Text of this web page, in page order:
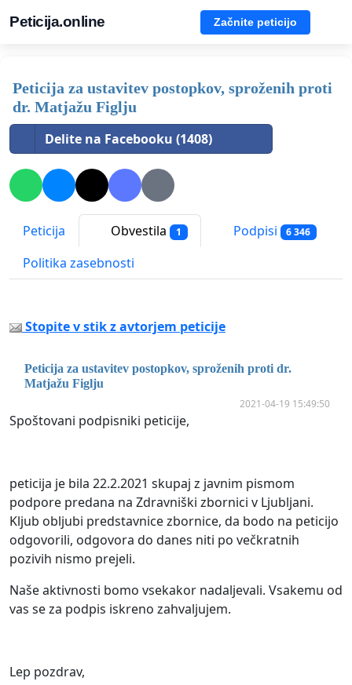
Peticija.online Začnite peticijo
Peticija za ustavitev postopkov, sproženih proti
dr. Matjažu Figlju
Delite na Facebooku (1408)
Peticija Obvestila 1 Podpisi 6 346
Politika zasebnosti
Stopite v stik z avtorjem peticije
Peticija za ustavitev postopkov, sproženih proti dr.
Matjažu Figlju
2021-04-19 15:49:50
Spoštovani podpisniki peticije,
peticija je bila 22.2.2021 skupaj z javnim pismom
podpore predana na Zdravniški zbornici v Ljubljani.
Kljub obljubi predstavnice zbornice, da bodo na peticijo
odgovorili, odgovora do danes niti po večkratnih
pozivih nismo prejeli.
Naše aktivnosti bomo vsekakor nadaljevali. Vsakemu od
vas se za podpis iskreno zahvaljujem.
Lep pozdrav,